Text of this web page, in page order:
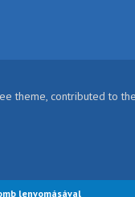
lenyomásával
theme, contributed to